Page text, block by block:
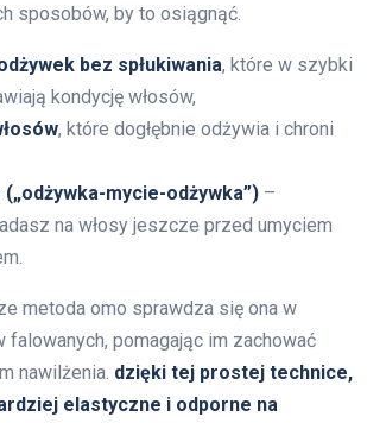
sposobów, by to osiągnąć.
bez spłukiwania, które w szybki
kondycję włosów,
, które dogłębnie odżywia i chroni
mycie-odżywka”) –
na włosy jeszcze przed umyciem
metoda omo sprawdza się ona w
falowanych, pomagając im zachować
nawilżenia. dzięki tej prostej technice,
elastyczne i odporne na